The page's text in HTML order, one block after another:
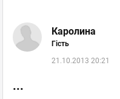
+38067 560 2544
Печерська
Пн–Нд 06:00 - 23:45
відгуків: 0
Каролина
Гість
21.10.2013 20:21
...